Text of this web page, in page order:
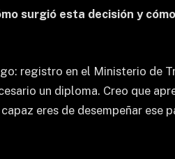
surgió esta decisión y
registro en el Ministerio de
un diploma. Creo que
eres de desempeñar ese